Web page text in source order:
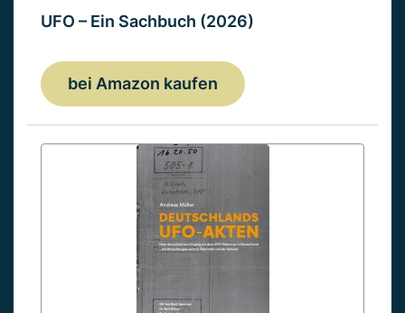
UFO – Ein Sachbuch (2026)
bei Amazon kaufen